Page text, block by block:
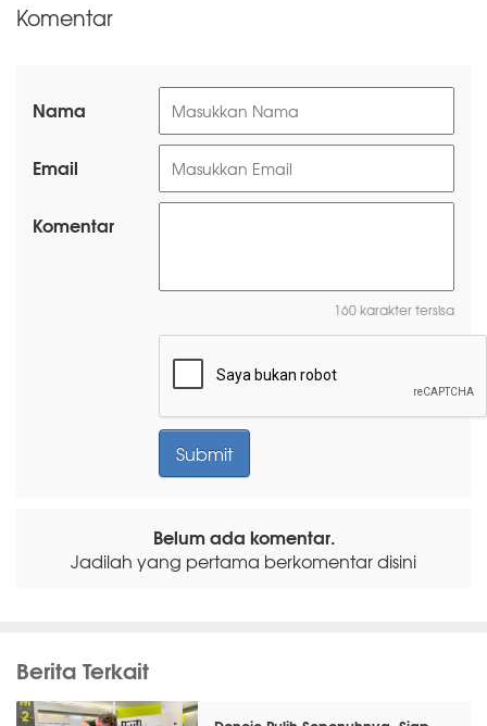
Komentar
Nama
Email
Komentar
160 karakter tersisa
Belum ada komentar.
Jadilah yang pertama berkomentar disini
Berita Terkait